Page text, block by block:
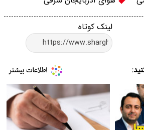
لینک کوتاه